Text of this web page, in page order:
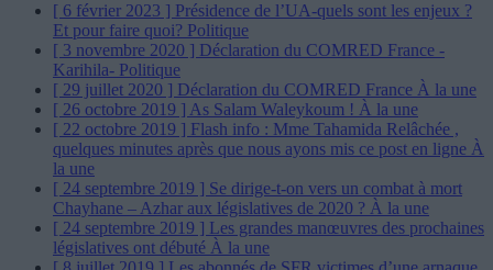
[ 6 février 2023 ] Présidence de l’UA-quels sont les enjeux ?
Et pour faire quoi? Politique
[ 3 novembre 2020 ] Déclaration du COMRED France -
Karihila- Politique
[ 29 juillet 2020 ] Déclaration du COMRED France À la une
[ 26 octobre 2019 ] As Salam Waleykoum ! À la une
[ 22 octobre 2019 ] Flash info : Mme Tahamida Relâchée ,
quelques minutes après que nous ayons mis ce post en ligne À
la une
[ 24 septembre 2019 ] Se dirige-t-on vers un combat à mort
Chayhane – Azhar aux législatives de 2020 ? À la une
[ 24 septembre 2019 ] Les grandes manœuvres des prochaines
législatives ont débuté À la une